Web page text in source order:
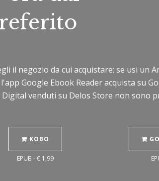
il negozio da cui acquistare: se usi un
Google Ebook Reader acquista su
venduti su Delos Store non sono
KOBO
EPUB - € 1,99